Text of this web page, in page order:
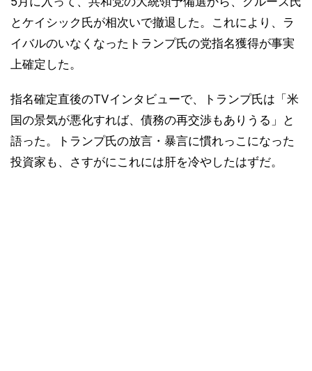
とケイシック氏が相次いで撤退した。これにより、ラ
イバルのいなくなったトランプ氏の党指名獲得が事実
上確定した。
指名確定直後のTVインタビューで、トランプ氏は「米
国の景気が悪化すれば、債務の再交渉もありうる」と
語った。トランプ氏の放言・暴言に慣れっこになった
投資家も、さすがにこれには肝を冷やしたはずだ。